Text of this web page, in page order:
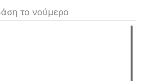
το νούμερο